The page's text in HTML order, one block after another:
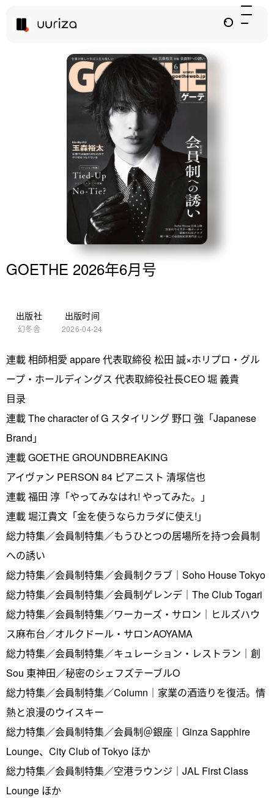
GOETHE 2026年6月号
出版社
幻冬舎
出版时间
2026-04-24
連載 相師相愛 appare 代表取締役 松田 誠×ホリプロ・グル
ープ・ホールディングス 代表取締役社長CEO 堀 義貴
目录
連載 The character of G スタイリング 野口 強「Japanese
Brand」
連載 GOETHE GROUNDBREAKING
アイヴァン PERSON 84 ピアニスト 清塚信也
連載 福田 淳「やってみなはれ! やってみた。」
連載 堀江貴文「金を使うならカラダに使え!」
総力特集／会員制特集／もうひとつの居場所を持つ会員制
への誘い
総力特集／会員制特集／会員制クラブ｜Soho House Tokyo
総力特集／会員制特集／会員制ゲレンデ｜The Club Togari
総力特集／会員制特集／ワーカーズ・サロン｜ヒルズハウ
ス麻布台／オルクドール・サロンAOYAMA
総力特集／会員制特集／キュレーション・レストラン｜創
Sou 東神田／秘密のシェフズテーブルO
総力特集／会員制特集／Column｜家業の酒造りを復活。情
熱と浪漫のウイスキー
総力特集／会員制特集／会員制＠銀座｜Ginza Sapphire
Lounge、City Club of Tokyo ほか
総力特集／会員制特集／空港ラウンジ｜JAL First Class
Lounge ほか